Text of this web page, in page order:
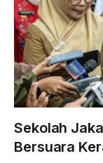
Sekolah
Bersuara